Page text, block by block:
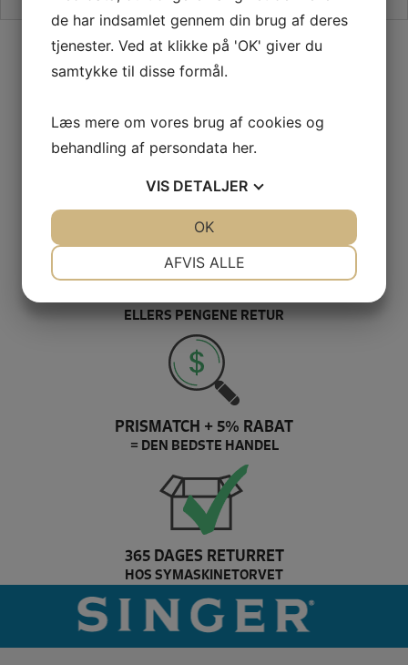
SIKKER HANDEL PÅ SYMASKINETORVET.DK
PÅ KUN 1-2 HVERDAGE
ELLERS PENGENE RETUR
PRISMATCH + 5% RABAT
= DEN BEDSTE HANDEL
365 DAGES RETURRET
HOS SYMASKINETORVET
Pfaff Brand slider
de har indsamlet gennem din brug af deres
tjenester. Ved at klikke på 'OK' giver du
samtykke til disse formål.
Læs mere om vores brug af cookies og
behandling af persondata her.
VIS DETALJER
MARKETING STATISTIK
AFVIS ALLE
OK